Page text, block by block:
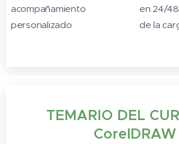
acompañamiento
personalizado
en 24/
de la
TEMARIO DEL
CorelDRAW